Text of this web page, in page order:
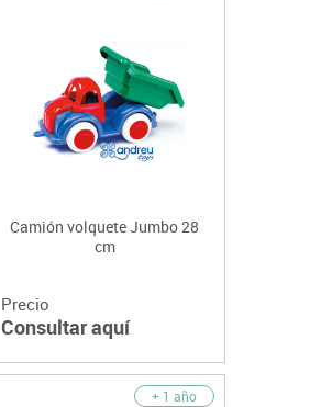
Camión volquete Jumbo 28
cm
Precio
Consultar aquí
+ 1 año